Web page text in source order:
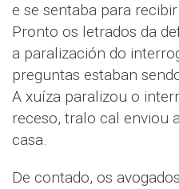
e se sentaba para
Pronto os letrados da
a paralización do
preguntas estaban
A xuíza paralizou o
receso, tralo cal enviou
casa.
De contado, os